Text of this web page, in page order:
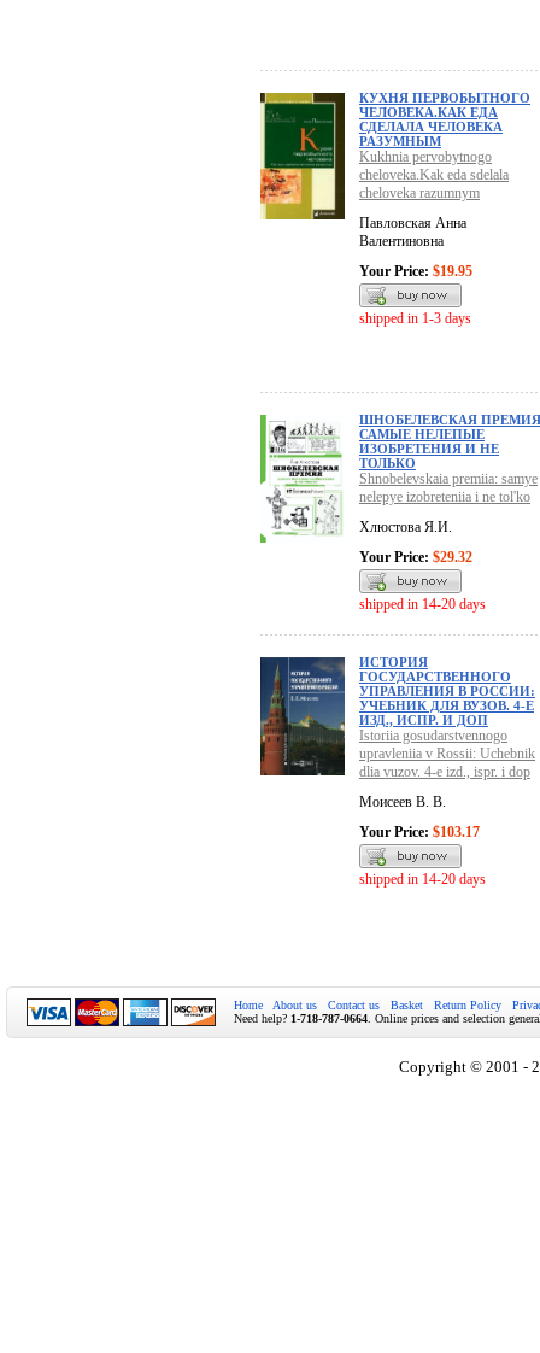
КУХНЯ ПЕРВОБЫТНОГО
ЧЕЛОВЕКА.КАК ЕДА
СДЕЛАЛА ЧЕЛОВЕКА
РАЗУМНЫМ
Kukhnia pervobytnogo
cheloveka.Kak eda sdelala
cheloveka razumnym
Павловская Анна
Валентиновна
Your Price: $19.95
shipped in 1-3 days
ШНОБЕЛЕВСКАЯ
САМЫЕ НЕЛЕПЫЕ
ИЗОБРЕТЕНИЯ И НЕ
ТОЛЬКО
Shnobelevskaia premiia: samye
nelepye izobreteniia i ne tol'ko
Хлюстова Я.И.
Your Price: $29.32
shipped in 14-20 days
ИСТОРИЯ
ГОСУДАРСТВЕННОГО
УПРАВЛЕНИЯ В РОССИИ:
УЧЕБНИК ДЛЯ ВУЗОВ. 4-Е
ИЗД., ИСПР. И ДОП
Istoriia gosudarstvennogo
upravleniia v Rossii: Uchebnik
dlia vuzov. 4-e izd., ispr. i dop
Моисеев В. В.
Your Price: $103.17
shipped in 14-20 days
Home About us Contact us Basket Return Policy
Need help? 1-718-787-0664 . Online prices and selection
Copyright © 2001 -